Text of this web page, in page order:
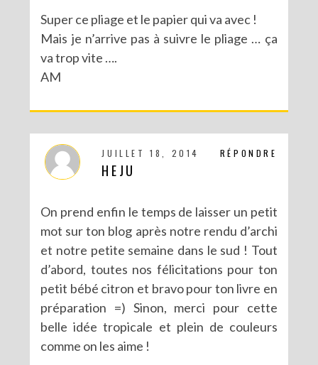
Super ce pliage et le papier qui va avec !
Mais je n’arrive pas à suivre le pliage … ça
va trop vite ….
AM
RÉPONDRE
JUILLET 18, 2014
HEJU
On prend enfin le temps de laisser un petit
mot sur ton blog après notre rendu d’archi
et notre petite semaine dans le sud ! Tout
d’abord, toutes nos félicitations pour ton
petit bébé citron et bravo pour ton livre en
préparation =) Sinon, merci pour cette
belle idée tropicale et plein de couleurs
comme on les aime !